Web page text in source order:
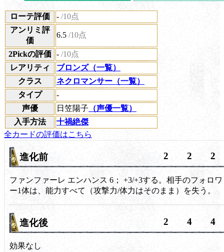
ローテ評価 - /10点
アンリミ評
価
6.5 /10点
2Pickの評価 - /10点
レアリティ
ブロンズ（一覧）
クラス
ネクロマンサー（一覧）
タイプ
-
声優
日笠陽子 （声優一覧）
入手方法
十禍絶傑
全カードの評価はこちら
進化前 2 2 2
ファンファーレ エンハンス 6；
+3/+3する。相手のフォロワ
ー1体は、能力すべて（攻撃力/体力はそのまま）を失う。
進化後 2 4 4
効果なし